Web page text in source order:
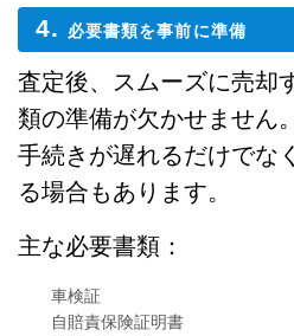
4. 必要書類を事前に準備
査定後、スムーズに売却
類の準備が欠かせません
手続きが遅れるだけでな
る場合もあります。
主な必要書類：
車検証
自賠責保険証明書